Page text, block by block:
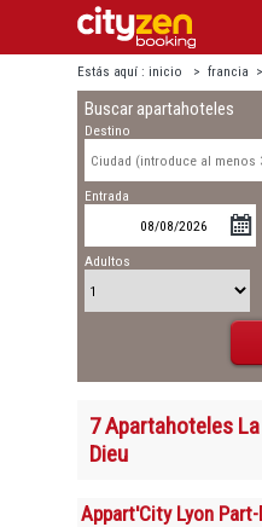
Estás aquí : inicio > francia >
dieu
Buscar apartahoteles
Destino
Entrada
Adultos
7 Apartahoteles
Dieu
Appart'City Lyon